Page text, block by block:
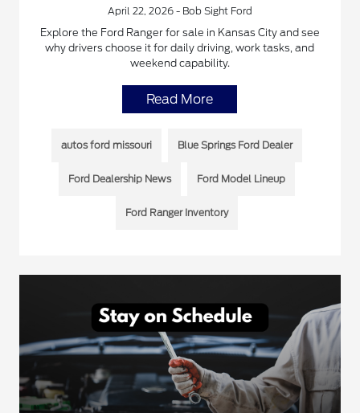
April 22, 2026 - Bob Sight Ford
Explore the Ford Ranger for sale in Kansas City and see
why drivers choose it for daily driving, work tasks, and
weekend capability.
Read More
autos ford missouri Blue Springs Ford Dealer
Ford Dealership News Ford Model Lineup
Ford Ranger Inventory